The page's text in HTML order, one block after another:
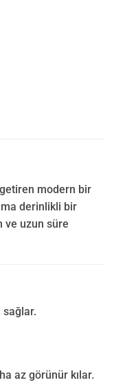
modern bir
derinlikli bir
ve uzun süre
az görünür kılar.